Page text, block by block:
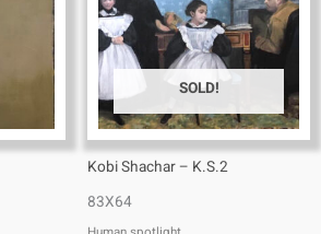
SOLD!
Kobi Shachar – K.S.2
83X64